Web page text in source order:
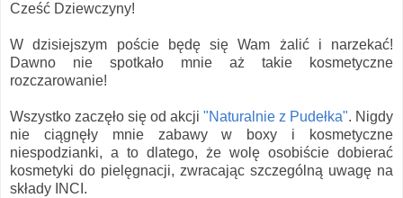
Cześć Dziewczyny!
W dzisiejszym poście będę się Wam żalić i narzekać!
Dawno nie spotkało mnie aż takie kosmetyczne
rozczarowanie!
Wszystko zaczęło się od akcji "Naturalnie z Pudełka". Nigdy
nie ciągnęły mnie zabawy w boxy i kosmetyczne
niespodzianki, a to dlatego, że wolę osobiście dobierać
kosmetyki do pielęgnacji, zwracając szczególną uwagę na
składy INCI.